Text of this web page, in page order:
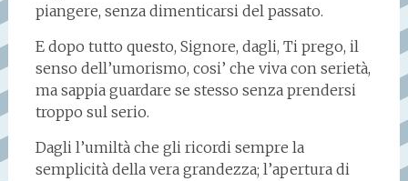
piangere, senza dimenticarsi del passato.
E dopo tutto questo, Signore, dagli, Ti prego, il
senso dell’umorismo, cosi’ che viva con serietà,
ma sappia guardare se stesso senza prendersi
troppo sul serio.
Dagli l’umiltà che gli ricordi sempre la
semplicità della vera grandezza; l’apertura di